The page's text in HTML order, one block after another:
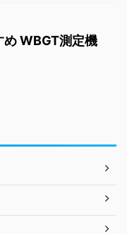
め WBGT測定機